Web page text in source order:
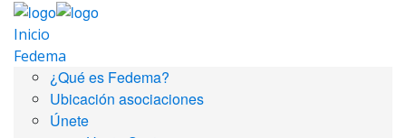
Inicio
Fedema
¿Qué es Fedema?
Ubicación asociaciones
Únete